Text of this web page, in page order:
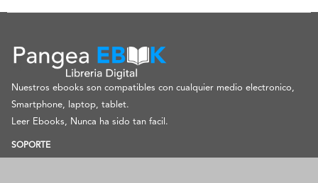
Nuestros ebooks son compatibles con cualquier medio electronico,
Smartphone, laptop, tablet.
Leer Ebooks, Nunca ha sido tan facil.
SOPORTE